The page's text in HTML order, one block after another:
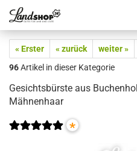
« Erster « zurück weiter »
96Artikel in dieser Kategorie
Gesichtsbürste aus
Mähnenhaar
*